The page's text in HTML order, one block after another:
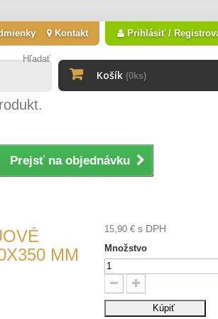
Prihlásiť /
Kontakt
Hľadať
Košík (0ks)
Prejsť na objednávku
MM
15,90 € s DPH
Množstvo
Kúpiť